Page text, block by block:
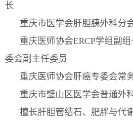
长
重庆市医学会肝胆胰外科分
重庆医师协会ERCP学组副
委会副主任委员
重庆医师协会肝癌专委会常
重庆市璧山区医学会普通外
擅长肝胆管结石、肥胖与代